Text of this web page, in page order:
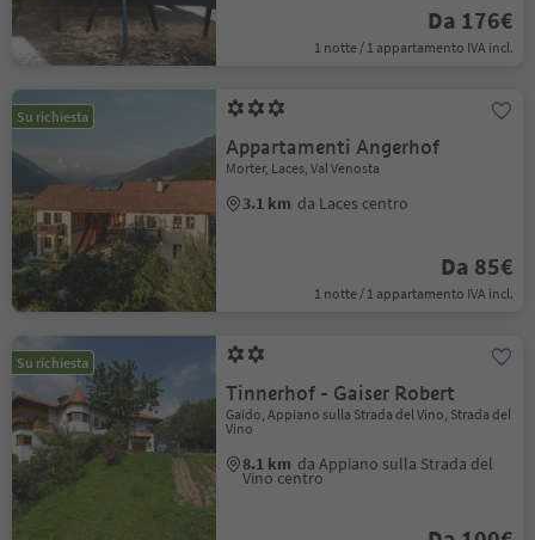
Da 176€
1 notte / 1 appartamento IVA incl.
Su richiesta
Appartamenti Angerhof
Morter, Laces, Val Venosta
3.1 km da Laces centro
Da 85€
1 notte / 1 appartamento IVA incl.
Su richiesta
Tinnerhof - Gaiser Robert
Gaido, Appiano sulla Strada del Vino, Strada del
Vino
8.1 km da Appiano sulla Strada del
Vino centro